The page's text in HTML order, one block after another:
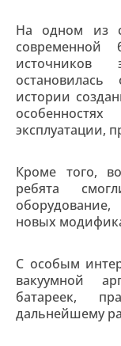
На одном из
современной
источников
истории
эксплуатации,
Кроме того,
ребята
новых
С особым
вакуумной
батареек,
дальнейшему